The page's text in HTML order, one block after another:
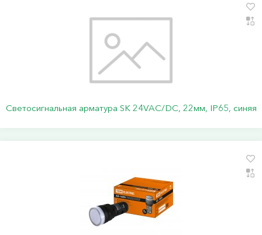
Светосигнальная арматура SK 24VAC/DC, 22мм, IP65, синяя